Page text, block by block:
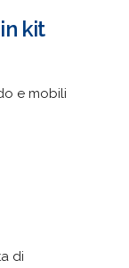
kit
e mobili
di